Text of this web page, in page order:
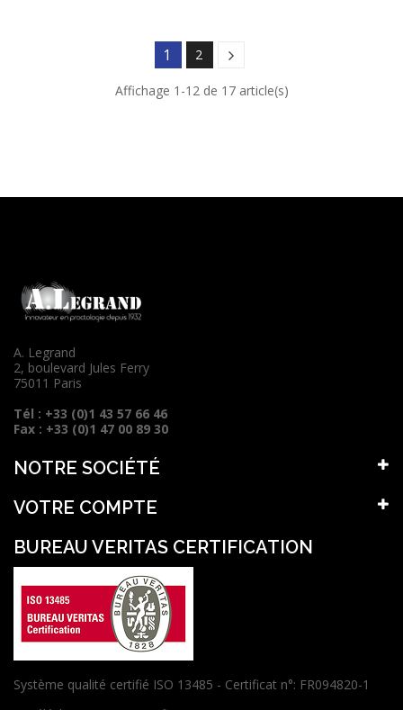
1 2
Affichage 1-12 de 17 article(s)
A. Legrand
2, boulevard Jules Ferry
75011 Paris
Tél : +33 (0)1 43 57 66 46
Fax : +33 (0)1 47 00 89 30
NOTRE SOCIÉTÉ
VOTRE COMPTE
BUREAU VERITAS CERTIFICATION
Système qualité certifié ISO 13485 - Certificat n°: FR094820-1